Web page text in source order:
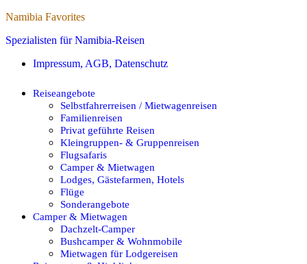
Namibia Favorites
Spezialisten für Namibia-Reisen
Impressum, AGB, Datenschutz
Reiseangebote
Selbstfahrerreisen / Mietwagenreisen
Familienreisen
Privat geführte Reisen
Kleingruppen- & Gruppenreisen
Flugsafaris
Camper & Mietwagen
Lodges, Gästefarmen, Hotels
Flüge
Sonderangebote
Camper & Mietwagen
Dachzelt-Camper
Bushcamper & Wohnmobile
Mietwagen für Lodgereisen